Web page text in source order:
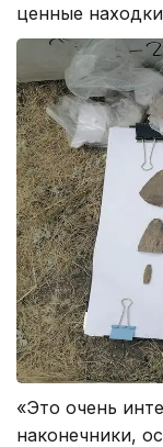
ценные
«Это очень
наконечники,